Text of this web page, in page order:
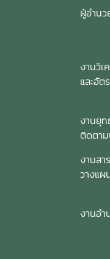
ผู้อำน
งานวิเ
และอัต
งานยุท
ติดตาม
งานสา
วางแ
งานอำ